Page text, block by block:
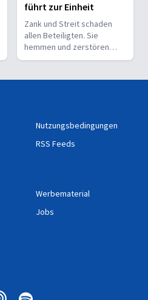
führt zur Einheit
Zank und Streit schaden
allen Beteiligten. Sie
hemmen und zerstören
auch Gemeinde. Doch
Einheit.
Nutzungsbedingungen
RSS Feeds
Werbematerial
Jobs